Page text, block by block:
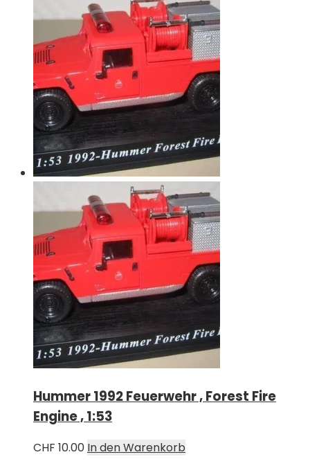
Hummer 1992 Feuerwehr , Forest Fire
Engine , 1:53
CHF 10.00 In den Warenkorb